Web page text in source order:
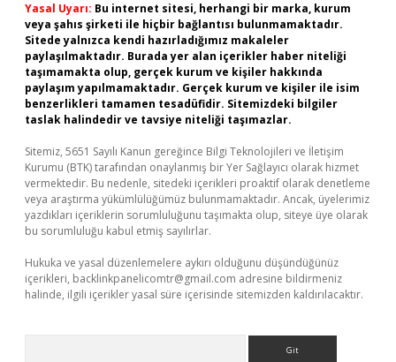
Yasal Uyarı: Bu internet sitesi, herhangi bir marka, kurum
veya şahıs şirketi ile hiçbir bağlantısı bulunmamaktadır.
Sitede yalnızca kendi hazırladığımız makaleler
paylaşılmaktadır. Burada yer alan içerikler haber niteliği
taşımamakta olup, gerçek kurum ve kişiler hakkında
paylaşım yapılmamaktadır. Gerçek kurum ve kişiler ile isim
benzerlikleri tamamen tesadüfidir. Sitemizdeki bilgiler
taslak halindedir ve tavsiye niteliği taşımazlar.
Sitemiz, 5651 Sayılı Kanun gereğince Bilgi Teknolojileri ve İletişim
Kurumu (BTK) tarafından onaylanmış bir Yer Sağlayıcı olarak hizmet
vermektedir. Bu nedenle, sitedeki içerikleri proaktif olarak denetleme
veya araştırma yükümlülüğümüz bulunmamaktadır. Ancak, üyelerimiz
yazdıkları içeriklerin sorumluluğunu taşımakta olup, siteye üye olarak
bu sorumluluğu kabul etmiş sayılırlar.
Hukuka ve yasal düzenlemelere aykırı olduğunu düşündüğünüz
içerikleri, backlinkpanelicomtr@gmail.com adresine bildirmeniz
halinde, ilgili içerikler yasal süre içerisinde sitemizden kaldırılacaktır.